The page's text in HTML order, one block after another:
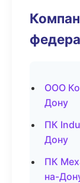
ООО
Дону
ПК
Дону
ПК
на-